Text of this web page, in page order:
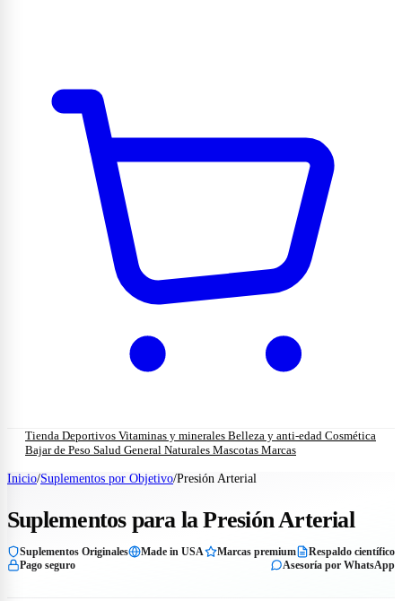
Tienda Deportivos Vitaminas y minerales Belleza y anti-edad Cosmética
Bajar de Peso Salud General Naturales Mascotas Marcas
Inicio/Suplementos por Objetivo/Presión Arterial
Suplementos para la Presión Arterial
Suplementos Originales Made in USA Marcas premium
Respaldo científico
Pago seguro
Asesoría por WhatsApp